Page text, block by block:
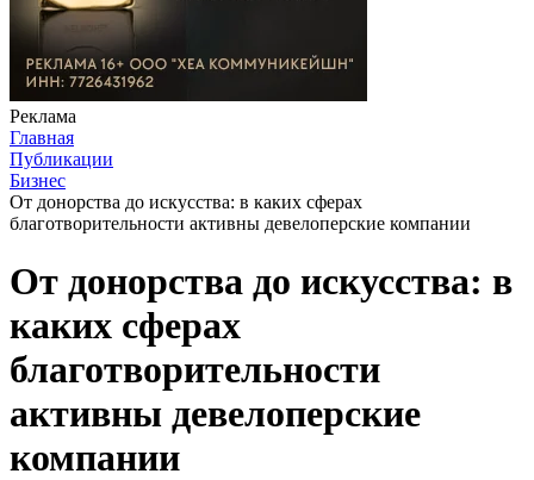
Реклама
Главная
Публикации
Бизнес
От донорства до искусства: в каких сферах
благотворительности активны девелоперские компании
От донорства до искусства: в
каких сферах
благотворительности
активны девелоперские
компании